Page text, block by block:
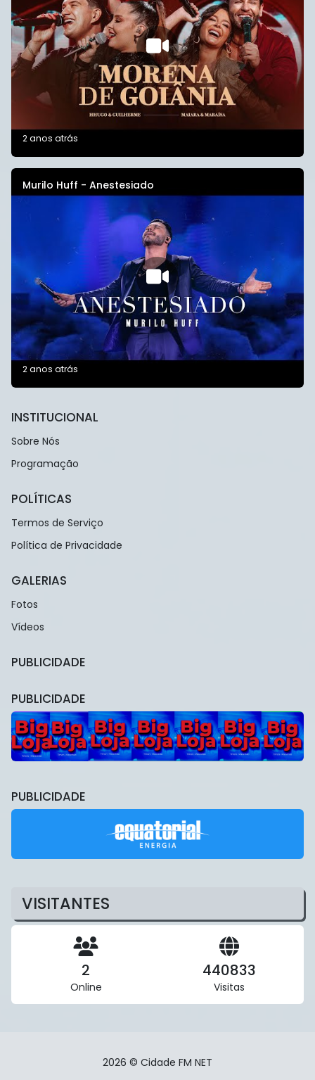
2 anos atrás
Murilo Huff - Anestesiado
2 anos atrás
INSTITUCIONAL
Sobre Nós
Programação
POLÍTICAS
Termos de Serviço
Política de Privacidade
GALERIAS
Fotos
Vídeos
PUBLICIDADE
PUBLICIDADE
PUBLICIDADE
VISITANTES
2
Online
440833
Visitas
2026 © Cidade FM NET